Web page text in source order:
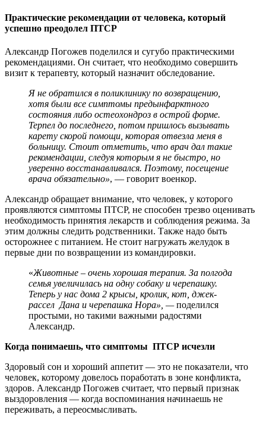
Практические рекомендации от человека, который
успешно преодолел ПТСР
Александр Погожев поделился и сугубо практическими
рекомендациями. Он считает, что необходимо совершить
визит к терапевту, который назначит обследование.
Я не обратился в поликлинику по возвращению,
хотя были все симптомы предынфарктного
состояния либо остеохондроз в острой форме.
Терпел до последнего, потом пришлось вызывать
карету скорой помощи, которая отвезла меня в
больницу. Стоит отметить, что врач дал такие
рекомендации, следуя которым я не быстро, но
уверенно восстанавливался. Поэтому, посещение
врача обязательно», — говорит военкор.
Александр обращает внимание, что человек, у которого
проявляются симптомы ПТСР, не способен трезво оценивать
необходимость принятия лекарств и соблюдения режима. За
этим должны следить родственники. Также надо быть
осторожнее с питанием. Не стоит нагружать желудок в
первые дни по возвращении из командировки.
«Животные – очень хорошая терапия. За полгода
семья увеличилась на одну собаку и черепашку.
Теперь у нас дома 2 крысы, кролик, кот, джек-
рассел Дана и черепашка Нора», —поделился
простыми, но такими важными радостями
Александр.
Когда понимаешь, что симптомы ПТСР исчезли
Здоровый сон и хороший аппетит — это не показатели, что
человек, которому довелось поработать в зоне конфликта,
здоров. Александр Погожев считает, что первый признак
выздоровления — когда воспоминания начинаешь не
переживать, а переосмысливать.